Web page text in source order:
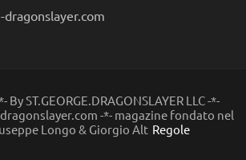
ST.GEORGE.DRAGONSLAYER LLC -*-
-*- magazine fondato nel
Longo & Giorgio Alt Regole